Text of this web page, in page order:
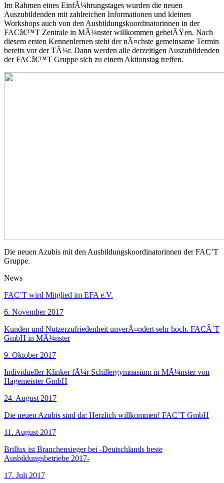
Im Rahmen eines EinfÃ¼hrungstages wurden die neuen
Auszubildenden mit zahlreichen Informationen und kleinen
Workshops auch von den Ausbildungskoordinatorinnen in der
FACâ€™T Zentrale in MÃ¼nster willkommen geheiÃŸen. Nach
diesem ersten Kennenlernen steht der nÃ¤chste gemeinsame Termin
bereits vor der TÃ¼r. Dann werden alle derzeitigen Auszubildenden
der FACâ€™T Gruppe sich zu einem Aktionstag treffen.
Die neuen Azubis mit den Ausbildungskoordinatorinnen der FAC’T
Gruppe.
News
FAC’T wird Mitglied im EFA e.V.
6. November 2017
Kunden und Nutzerzufriedenheit unverÃ¤ndert sehr hoch. FACÂ´T
GmbH in MÃ¼nster
9. Oktober 2017
Individueller Klinker fÃ¼r Schillergymnasium in MÃ¼nster von
Hagemeister GmbH
24. August 2017
Die neuen Azubis sind da: Herzlich willkommen! FAC’T GmbH
11. August 2017
Brillux ist Branchensieger bei -Deutschlands beste
Ausbildungsbetriebe 2017-
17. Juli 2017